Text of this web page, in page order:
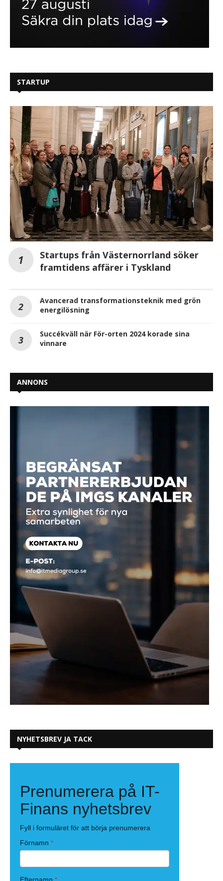
STARTUP
Startups från Västernorrland söker
framtidens affärer i Tyskland
Avancerad transformationsteknik med grön
energilösning
Succékväll när För-orten 2024 korade sina
vinnare
ANNONS
NYHETSBREV JA TACK